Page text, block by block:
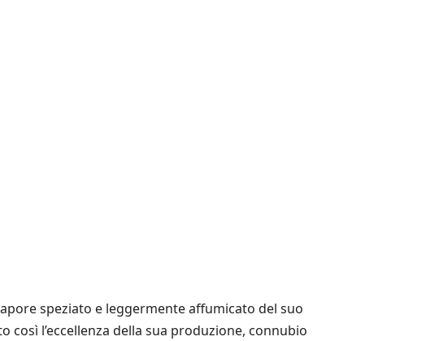
speziato e leggermente affumicato del suo
così l’eccellenza della sua produzione, connubio